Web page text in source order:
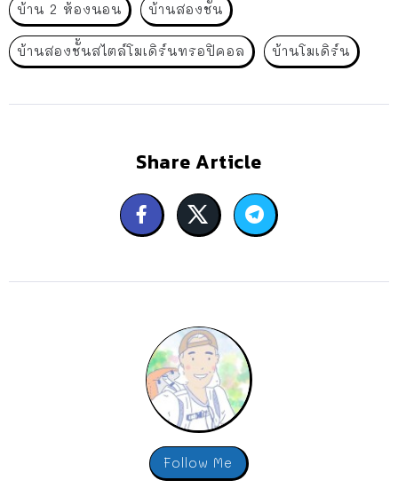
บ้าน 2 ห้องนอน บ้านสองชั้น
บ้านสองชั้นสไตล์โมเดิร์นทรอปิคอล บ้านโมเดิร์น
Share Article
Follow Me